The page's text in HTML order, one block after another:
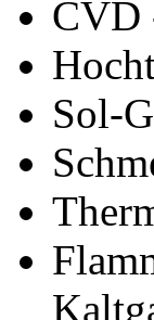
CVD
Sol-